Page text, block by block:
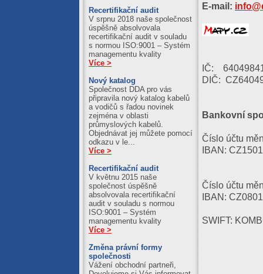
E-mail:
IČ:
DIČ:
Bankovní
Číslo účtu
IBAN:
Číslo účtu
IBAN:
SWIFT:
Recertifikační audit
V srpnu 2018 naše společnost
úspěšně absolvovala
recertifikační audit v souladu
s normou ISO:9001 – Systém
managementu kvality
Více >
Nový katalog
Společnost DDA pro vás
připravila nový katalog kabelů
a vodičů s řadou novinek
zejména v oblasti
průmyslových kabelů.
Objednávat jej můžete pomocí
odkazu v le...
Více >
Recertifikační audit
V květnu 2015 naše
společnost úspěšně
absolvovala recertifikační
audit v souladu s normou
ISO:9001 – Systém
managementu kvality
Více >
Změna právní formy
společnosti
Vážení obchodní partneři,